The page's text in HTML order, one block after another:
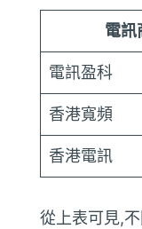
電訊
電訊盈科
香港寬頻
香港電訊
從上表可見,